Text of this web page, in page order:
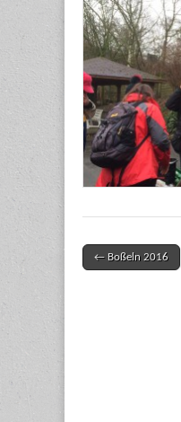
Post navigation
← Boßeln 2016